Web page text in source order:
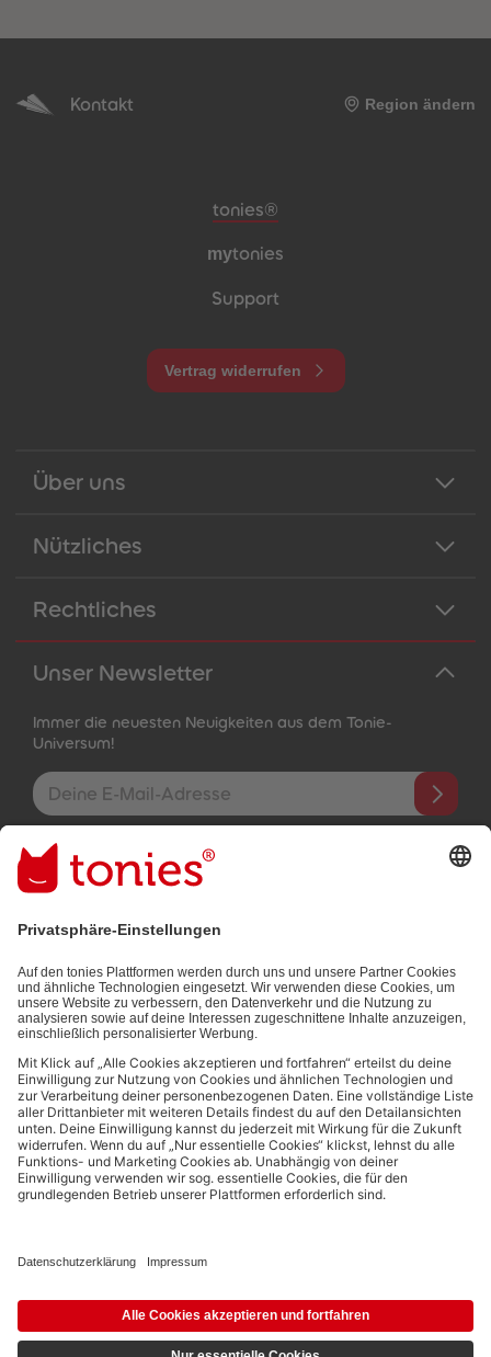
Kontakt Region ändern
Meta-Navigation Footer
tonies®
mytonies
Support
Vertrag widerrufen
Über uns
Nützliches
Rechtliches
Unser Newsletter
Immer die neuesten Neuigkeiten aus dem Tonie-
Universum!
E-Mail-Addresse
Mit dem Absenden abonnierst du unseren E-Mail-Newsletter, der
auf den von dir bereitgestellten Informationen (z.B. Account-
informationen) und den von dir zu Werbezwecken bereitgestellten
Datenschutzbestimmungen.
Bezahlmethoden:
Links zu sozialen Netzwerken
Die Nutzung der Inhalte für Text- und Data-Mining von (generativen) KI
Zusammenhang ausdrücklich vorbehalten und daher verboten.